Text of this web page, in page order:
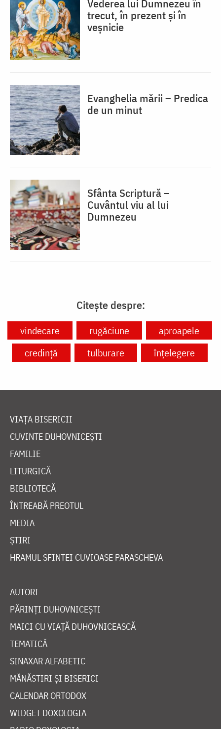
Vederea lui Dumnezeu în
trecut, în prezent și în
veșnicie
Evanghelia mării – Predica
de un minut
Sfânta Scriptură –
Cuvântul viu al lui
Dumnezeu
Citește despre:
vindecare rugăciune
aproapele
credință
tulburare înțelegere
VIAȚA BISERICII
CUVINTE DUHOVNICEȘTI
FAMILIE
LITURGICĂ
BIBLIOTECĂ
ÎNTREABĂ PREOTUL
MEDIA
ȘTIRI
HRAMUL SFINTEI CUVIOASE PARASCHEVA
AUTORI
PĂRINȚI DUHOVNICEȘTI
MAICI CU VIAȚĂ DUHOVNICEASCĂ
TEMATICĂ
SINAXAR ALFABETIC
MĂNĂSTIRI ȘI BISERICI
CALENDAR ORTODOX
WIDGET DOXOLOGIA